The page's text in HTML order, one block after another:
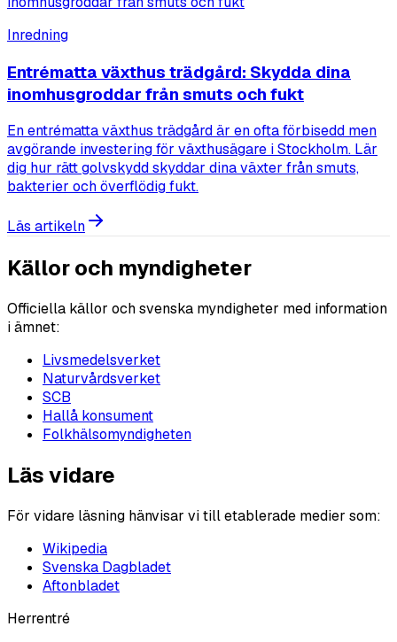
Inredning
Entrématta växthus trädgård: Skydda dina
inomhusgroddar från smuts och fukt
En entrématta växthus trädgård är en ofta förbisedd men
avgörande investering för växthusägare i Stockholm. Lär
dig hur rätt golvskydd skyddar dina växter från smuts,
bakterier och överflödig fukt.
Läs artikeln
Källor och myndigheter
Officiella källor och svenska myndigheter med information
i ämnet:
Livsmedelsverket
Naturvårdsverket
SCB
Hallå konsument
Folkhälsomyndigheten
Läs vidare
För vidare läsning hänvisar vi till etablerade medier som:
Wikipedia
Svenska Dagbladet
Aftonbladet
Herrentré